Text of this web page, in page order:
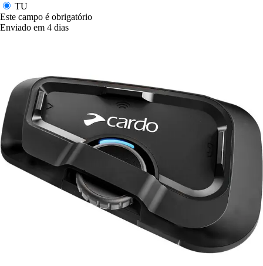
TU
Este campo é obrigatório
Enviado em 4 dias